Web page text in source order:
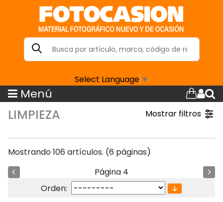
Select Language ▼
Menú
LIMPIEZA Mostrar filtros
Mostrando 106 artículos. (6 páginas)
Página 4
Orden: